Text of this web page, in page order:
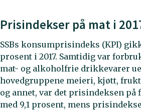
Prisindekser på mat i
SSBs konsumprisindeks (KPI)
prosent i 2017. Samtidig var
mat- og alkoholfrie drikkevarer
hovedgruppene meieri, kjøtt,
og annet, var det prisindeksen på
med 9,1 prosent, mens